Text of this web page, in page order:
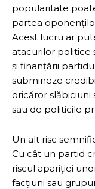
popularitate
partea
Acest lucru ar
atacurilor politice
și finanțării
submineze
oricăror slăbiciuni
sau de politicile
Un alt risc
Cu cât un partid
riscul apariției
facțiuni sau